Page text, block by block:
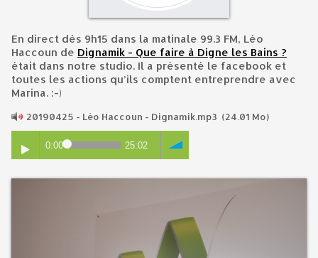
En direct dès 9h15 dans la matinale 99.3 FM, Léo
Haccoun de Dignamik - Que faire à Digne les Bains ?
était dans notre studio. Il a présenté le facebook et
toutes les actions qu’ils comptent entreprendre avec
Marina. :-)
20190425 - Léo Haccoun - Dignamik.mp3 (24.01 Mo)
0:00 25:02